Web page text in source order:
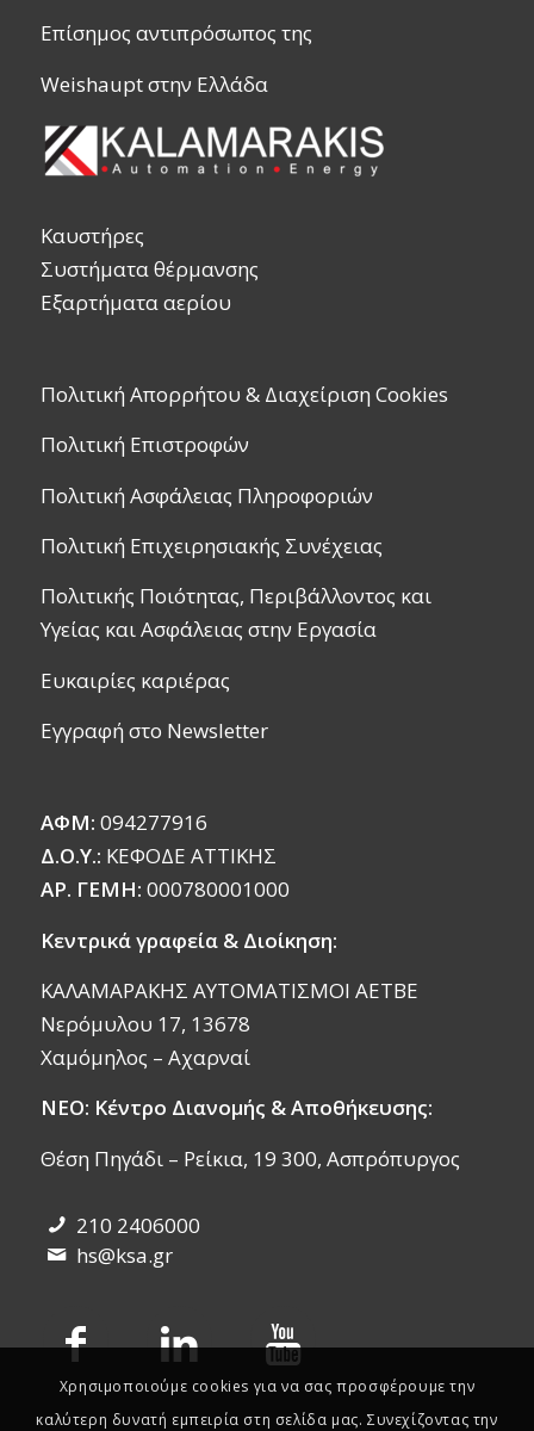
Επίσημος αντιπρόσωπος της
Weishaupt στην Ελλάδα
Καυστήρες
Συστήματα θέρμανσης
Εξαρτήματα αερίου
Πολιτική Απορρήτου & Διαχείριση Cookies
Πολιτική Επιστροφών
Πολιτική Ασφάλειας Πληροφοριών
Πολιτική Επιχειρησιακής Συνέχειας
Πολιτικής Ποιότητας, Περιβάλλοντος και
Υγείας και Ασφάλειας στην Εργασία
Ευκαιρίες καριέρας
Εγγραφή στο Newsletter
ΑΦΜ: 094277916
Δ.Ο.Υ.: ΚΕΦΟΔΕ ΑΤΤΙΚΗΣ
ΑΡ. ΓΕΜΗ: 000780001000
Κεντρικά γραφεία & Διοίκηση:
ΚΑΛΑΜΑΡΑΚΗΣ ΑΥΤΟΜΑΤΙΣΜΟΙ ΑΕΤΒΕ
Νερόμυλου 17, 13678
Χαμόμηλος – Αχαρναί
ΝΕΟ: Κέντρο Διανομής & Αποθήκευσης:
Θέση Πηγάδι – Ρείκια, 19 300, Ασπρόπυργος
210 2406000
hs@ksa.gr
Χρησιμοποιούμε cookies για να σας προσφέρουμε την
καλύτερη δυνατή εμπειρία στη σελίδα μας. Συνεχίζοντας την